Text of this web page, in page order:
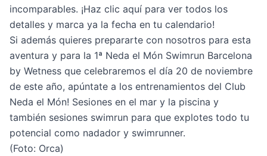
incomparables. ¡Haz clic aquí para ver todos los
detalles y marca ya la fecha en tu calendario!
Si además quieres prepararte con nosotros para esta
aventura y para la 1ª Neda el Món Swimrun Barcelona
by Wetness que celebraremos el día 20 de noviembre
de este año, apúntate a los entrenamientos del Club
Neda el Món! Sesiones en el mar y la piscina y
también sesiones swimrun para que explotes todo tu
potencial como nadador y swimrunner.
(Foto: Orca)